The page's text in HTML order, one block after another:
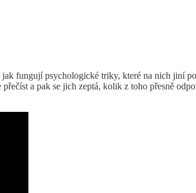
fungují psychologické triky, které na nich jiní
a pak se jich zeptá, kolik z toho přesně